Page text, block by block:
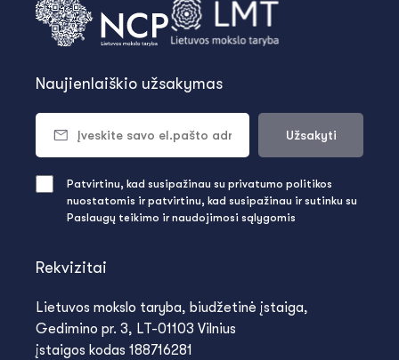
Rekvizitai
Lietuvos mokslo taryba, biudžetinė įstaiga,
Gedimino pr. 3, LT-01103 Vilnius
įstaigos kodas 188716281
Naujienlaiškio užsakymas
Užsakyti
Patvirtinu, kad susipažinau su privatumo politikos
nuostatomis ir patvirtinu, kad susipažinau ir sutinku su
Paslaugų teikimo ir naudojimosi sąlygomis